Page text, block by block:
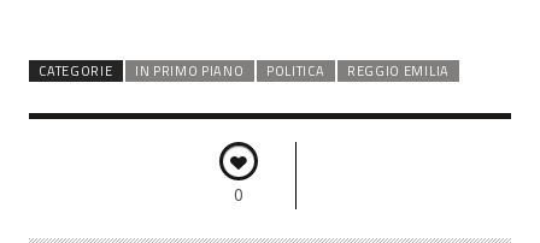
CATEGORIE IN PRIMO PIANO POLITICA REGGIO EMILIA
0